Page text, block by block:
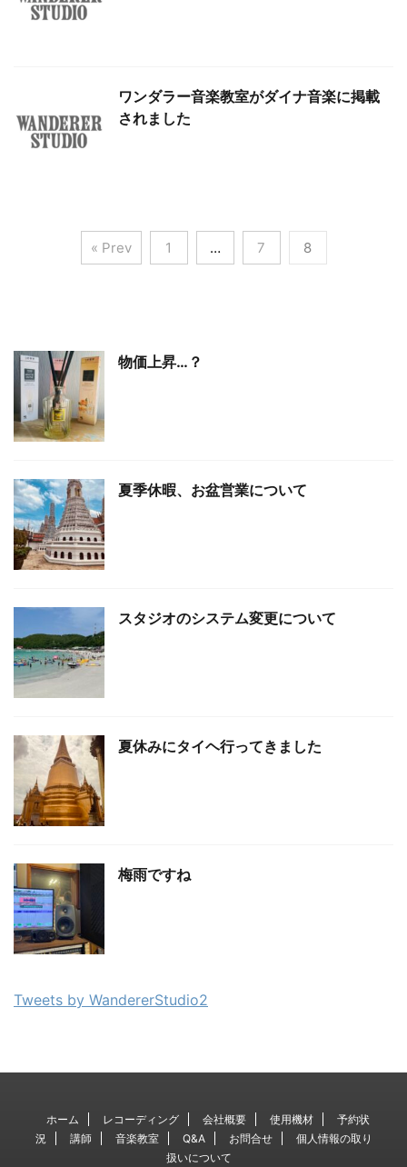
ワンダラー音楽教室がダイナ音楽に掲載
されました
« Prev 1 … 7 8
物価上昇…？
夏季休暇、お盆営業について
スタジオのシステム変更について
夏休みにタイヘ行ってきました
梅雨ですね
Tweets by WandererStudio2
ホーム レコーディング 会社概要 使用機材
予約状
況
講師 音楽教室 Q&A お問合せ
個人情報の取り
扱いについて